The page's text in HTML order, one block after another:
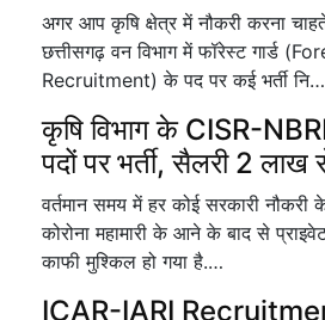
अगर आप कृषि क्षेत्र में नौकरी करना
छत्तीसगढ़ वन विभाग में फॉरेस्ट गार्ड
Recruitment) के पद पर कई भर्ती नि…
कृषि विभाग के CISR-
पदों पर भर्ती, सैलरी 2 लाख
वर्तमान समय में हर कोई सरकारी नौकरी
कोरोना महामारी के आने के बाद से
काफी मुश्किल हो गया है.…
ICAR-IARI